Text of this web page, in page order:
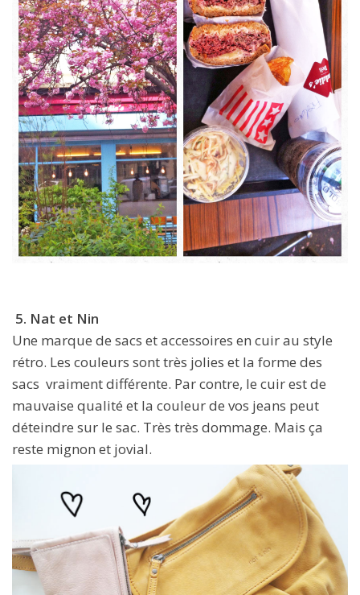
5. Nat et Nin
Une marque de sacs et accessoires en cuir au style
rétro. Les couleurs sont très jolies et la forme des
sacs vraiment différente. Par contre, le cuir est de
mauvaise qualité et la couleur de vos jeans peut
déteindre sur le sac. Très très dommage. Mais ça
reste mignon et jovial.